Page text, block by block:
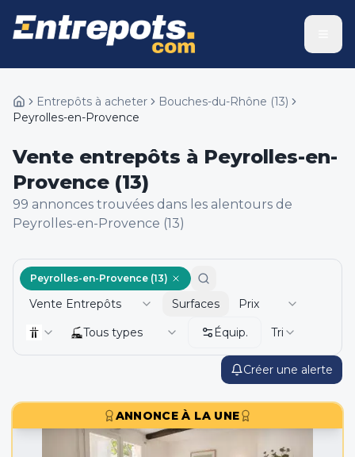
Entrepôts à acheter Bouches-du-Rhône (13)
Peyrolles-en-Provence
Vente entrepôts à Peyrolles-en-
Provence (13)
99 annonces trouvées dans les alentours de
Peyrolles-en-Provence (13)
Créer une alerte
Peyrolles-en-Provence (13)
Vente Entrepôts Surfaces
Prix
Tous types
Équip. Tri
ANNONCE À LA UNE